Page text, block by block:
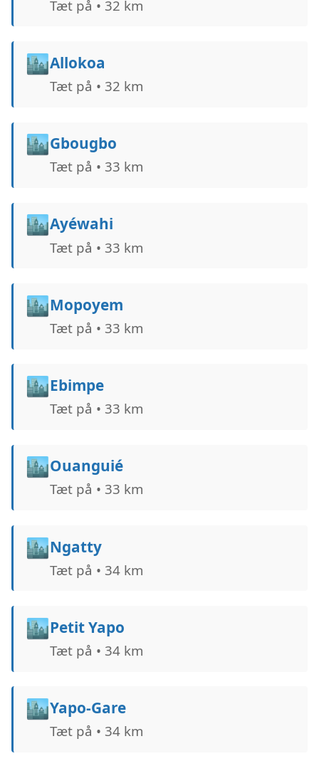
Tæt på • 32 km
🏙️Allokoa
Tæt på • 32 km
🏙️Gbougbo
Tæt på • 33 km
🏙️Ayéwahi
Tæt på • 33 km
🏙️Mopoyem
Tæt på • 33 km
🏙️Ebimpe
Tæt på • 33 km
🏙️Ouanguié
Tæt på • 33 km
🏙️Ngatty
Tæt på • 34 km
🏙️Petit Yapo
Tæt på • 34 km
🏙️Yapo-Gare
Tæt på • 34 km